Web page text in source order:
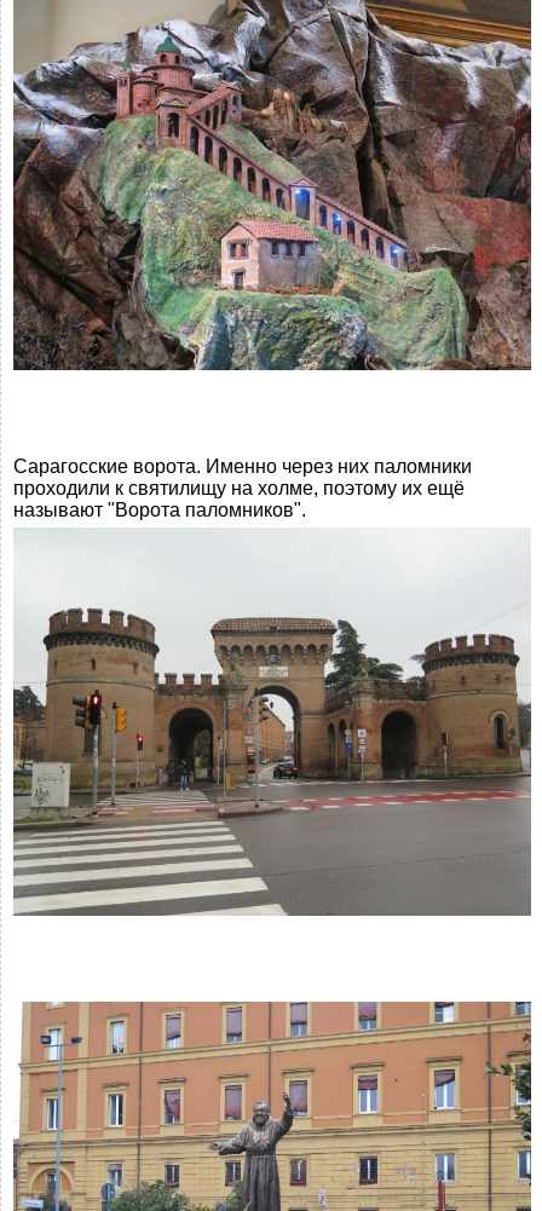
Сарагосские ворота. Именно через них паломники
проходили к святилищу на холме, поэтому их ещё
называют "Ворота паломников".